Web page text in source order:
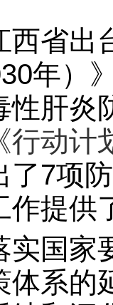
西省出
年）
性肝炎
《行动计
了7项
作提供
实国家
体系的